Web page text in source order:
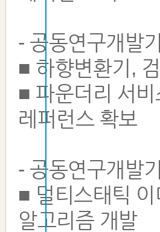
- 공동연구개발
■ 하향변환기,
■ 파운더리 서
레퍼런스 확보
- 공동연구개발
■ 멀티스태틱
알고리즘 개발